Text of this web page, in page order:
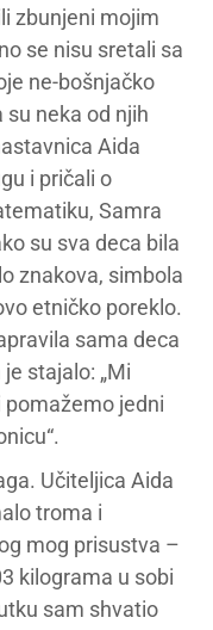
zbunjeni mojim
se nisu sretali sa
ne-bošnjačko
neka od njih
Aida
i pričali o
Samra
su sva deca bila
znakova, simbola
etničko poreklo.
sama deca
stajalo: „Mi
pomažemo jedni
Učiteljica Aida
troma i
mog prisustva –
kilograma u sobi
sam shvatio